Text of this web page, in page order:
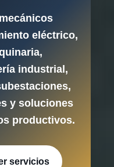
eléctrico,
industrial,
y soluciones
productivos.
servicios